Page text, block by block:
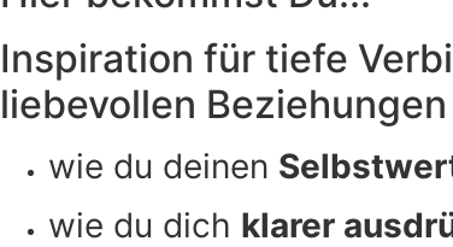
Inspiration für tiefe
liebevollen
wie du deinen
wie du dich klarer